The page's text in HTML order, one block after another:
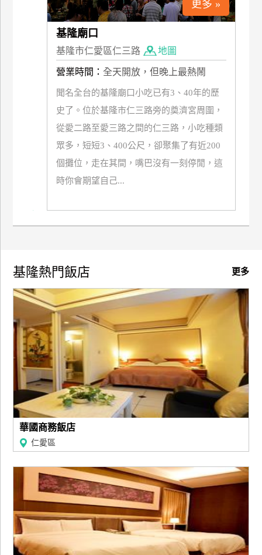
更多 »
基隆廟口
基隆市仁愛區仁三路 地圖
營業時間： 全天開放，但晚上最熱鬧
聞名全台的基隆廟口小吃已有3、40年的歷
史了。位於基隆市仁三路旁的奠濟宮周圍，
從愛二路至愛三路之間的仁三路，小吃種類
眾多，短短3、400公尺，卻聚集了有近200
個攤位，走在其間，嘴巴沒有一刻停閒，這
時你會期望自己...
更多
基隆熱門飯店
華國商務飯店
仁愛區